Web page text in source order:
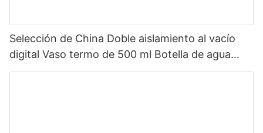
Selección de China Doble aislamiento al vacío
digital Vaso termo de 500 ml Botella de agua
inteligente de acero inoxidable con pantalla LED